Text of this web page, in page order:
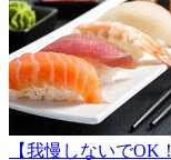
【我慢しないで